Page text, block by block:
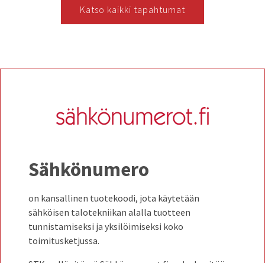
Katso kaikki tapahtumat
Sähkönumero
on kansallinen tuotekoodi, jota käytetään
sähköisen talotekniikan alalla tuotteen
tunnistamiseksi ja yksilöimiseksi koko
toimitusketjussa.